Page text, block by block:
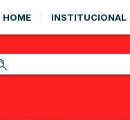
HOME INSTITUCIONAL